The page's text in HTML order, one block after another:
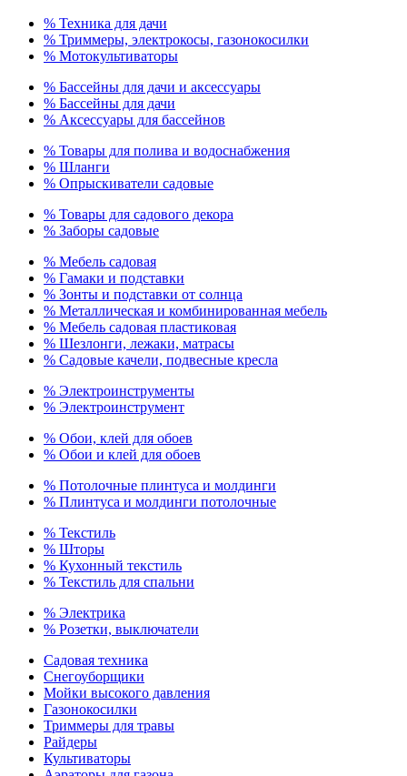
% Техника для дачи
% Триммеры, электрокосы, газонокосилки
% Мотокультиваторы
% Бассейны для дачи и аксессуары
% Бассейны для дачи
% Аксессуары для бассейнов
% Товары для полива и водоснабжения
% Шланги
% Опрыскиватели садовые
% Товары для садового декора
% Заборы садовые
% Мебель садовая
% Гамаки и подставки
% Зонты и подставки от солнца
% Металлическая и комбинированная мебель
% Мебель садовая пластиковая
% Шезлонги, лежаки, матрасы
% Садовые качели, подвесные кресла
% Электроинструменты
% Электроинструмент
% Обои, клей для обоев
% Обои и клей для обоев
% Потолочные плинтуса и молдинги
% Плинтуса и молдинги потолочные
% Текстиль
% Шторы
% Кухонный текстиль
% Текстиль для спальни
% Электрика
% Розетки, выключатели
Садовая техника
Снегоуборщики
Мойки высокого давления
Газонокосилки
Триммеры для травы
Райдеры
Культиваторы